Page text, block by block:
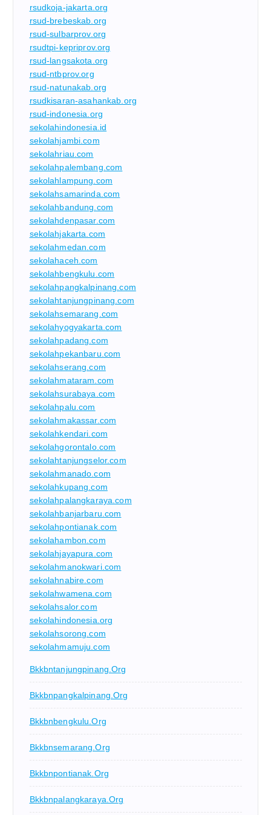
rsudkoja-jakarta.org
rsud-brebeskab.org
rsud-sulbarprov.org
rsudtpi-kepriprov.org
rsud-langsakota.org
rsud-ntbprov.org
rsud-natunakab.org
rsudkisaran-asahankab.org
rsud-indonesia.org
sekolahindonesia.id
sekolahjambi.com
sekolahriau.com
sekolahpalembang.com
sekolahlampung.com
sekolahsamarinda.com
sekolahbandung.com
sekolahdenpasar.com
sekolahjakarta.com
sekolahmedan.com
sekolahaceh.com
sekolahbengkulu.com
sekolahpangkalpinang.com
sekolahtanjungpinang.com
sekolahsemarang.com
sekolahyogyakarta.com
sekolahpadang.com
sekolahpekanbaru.com
sekolahserang.com
sekolahmataram.com
sekolahsurabaya.com
sekolahpalu.com
sekolahmakassar.com
sekolahkendari.com
sekolahgorontalo.com
sekolahtanjungselor.com
sekolahmanado.com
sekolahkupang.com
sekolahpalangkaraya.com
sekolahbanjarbaru.com
sekolahpontianak.com
sekolahambon.com
sekolahjayapura.com
sekolahmanokwari.com
sekolahnabire.com
sekolahwamena.com
sekolahsalor.com
sekolahindonesia.org
sekolahsorong.com
sekolahmamuju.com
Bkkbntanjungpinang.org
Bkkbnpangkalpinang.org
Bkkbnbengkulu.org
Bkkbnsemarang.org
Bkkbnpontianak.org
Bkkbnpalangkaraya.org